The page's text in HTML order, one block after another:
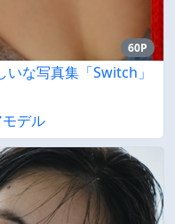
60P
いな写真集「Switch」
デル